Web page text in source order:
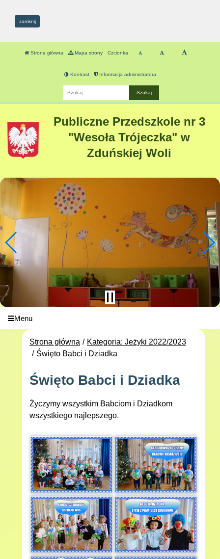
zamknij
Strona główna Mapa strony Czcionka
Kontrast Informacja administratora
Publiczne Przedszkole nr 3
"Wesoła Trójeczka" w
Zduńskiej Woli
Menu
Strona główna
Kategoria: Jeżyki 2022/2023
Święto Babci i Dziadka
Święto Babci i Dziadka
Życzymy wszystkim Babciom i Dziadkom
wszystkiego najlepszego.